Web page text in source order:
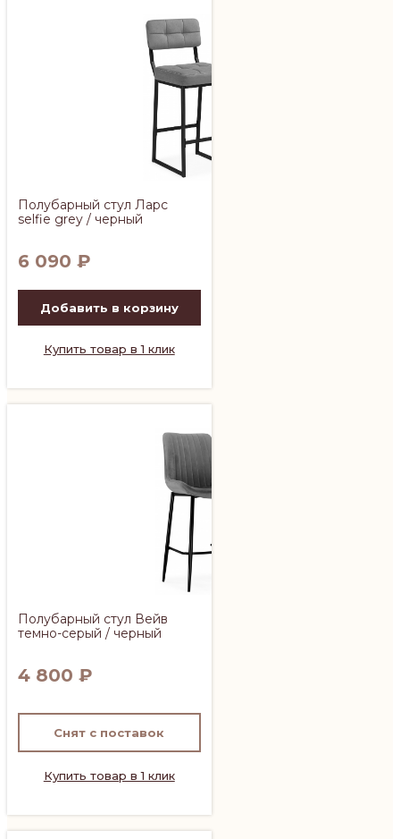
Полубарный стул Ларс
selfie grey / черный
6 090 ₽
Добавить в корзину
Купить товар в 1 клик
Полубарный стул Вейв
темно-серый / черный
4 800 ₽
Снят с поставок
Купить товар в 1 клик